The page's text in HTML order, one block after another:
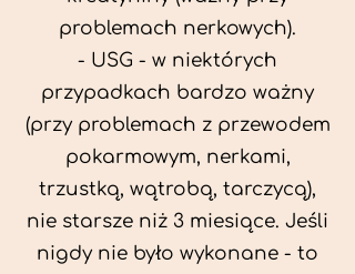
problemach nerkowych).
- USG - w niektórych
przypadkach bardzo ważny
(przy problemach z przewodem
pokarmowym, nerkami,
trzustką, wątrobą, tarczycą),
nie starsze niż 3 miesiące. Jeśli
nigdy nie było wykonane - to